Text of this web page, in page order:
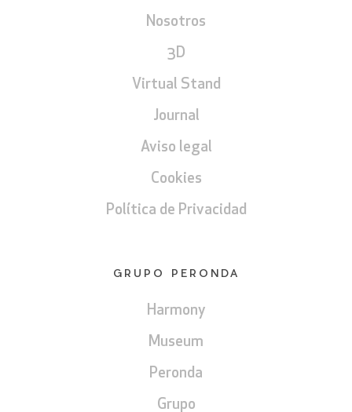
Nosotros
3D
Virtual Stand
Journal
Aviso legal
Cookies
Política de Privacidad
GRUPO PERONDA
Harmony
Museum
Peronda
Grupo